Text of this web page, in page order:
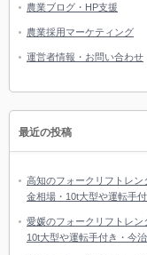
農業ブログ・HP支援
農業採用マーケティング
運営者情報・お問い合わせ
最近の投稿
高知のフォークリフトレ
金相場・10t大型や運転手
愛媛のフォークリフトレン
10t大型や運転手付き・今